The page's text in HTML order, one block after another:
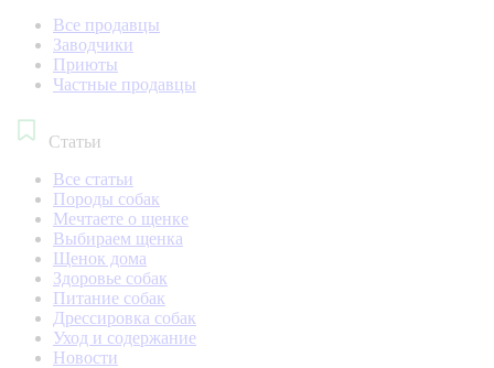
Все продавцы
Заводчики
Приюты
Частные продавцы
Статьи
Все статьи
Породы собак
Мечтаете о щенке
Выбираем щенка
Щенок дома
Здоровье собак
Питание собак
Дрессировка собак
Уход и содержание
Новости